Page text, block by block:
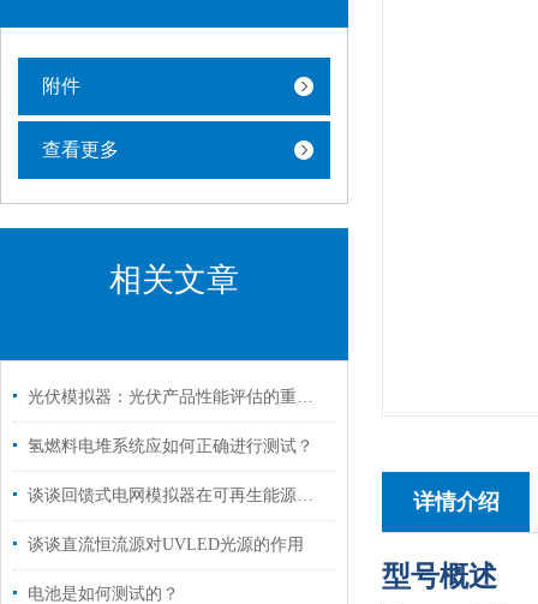
附件
查看更多
相关文章
光伏模拟器：光伏产品性能评估的重要工具
氢燃料电堆系统应如何正确进行测试？
谈谈回馈式电网模拟器在可再生能源中的关键作用
谈谈直流恒流源对UVLED光源的作用
电池是如何测试的？
详情介绍
型号概述